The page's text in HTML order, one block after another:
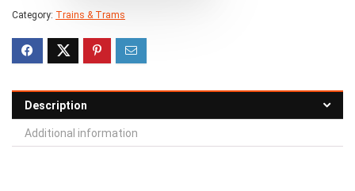
Category: Trains & Trams
Description
Additional information